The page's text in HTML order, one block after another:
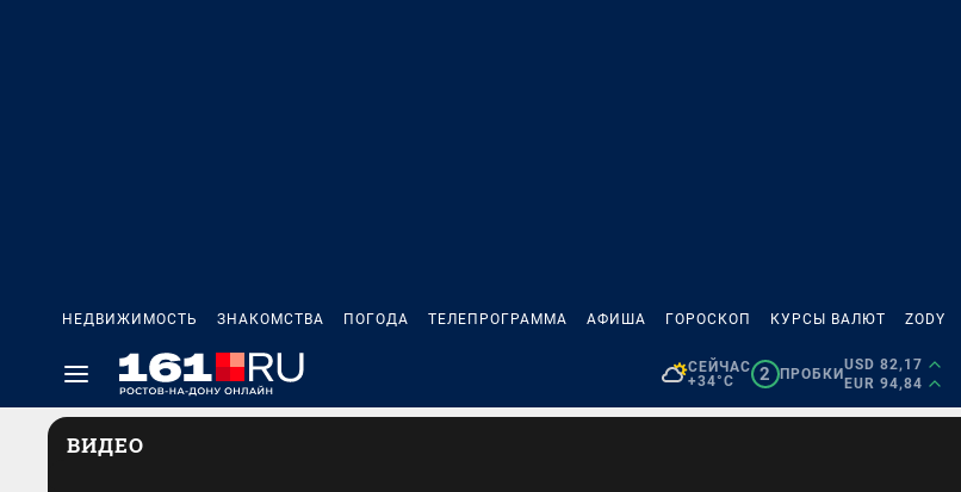
НЕДВИЖИМОСТЬ ЗНАКОМСТВА ПОГОДА ТЕЛЕПРОГРАММА АФИША ГОРОСКОП КУРСЫ ВАЛЮТ ZODY
СЕЙЧАС
+34°C
2 ПРОБКИ
USD 82,17
EUR 94,84
ВИДЕО